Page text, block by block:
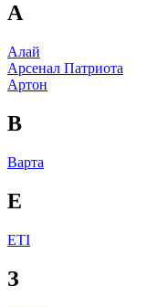
А
Алай
Арсенал Патриота
Артон
В
Варта
Е
ЕТІ
З